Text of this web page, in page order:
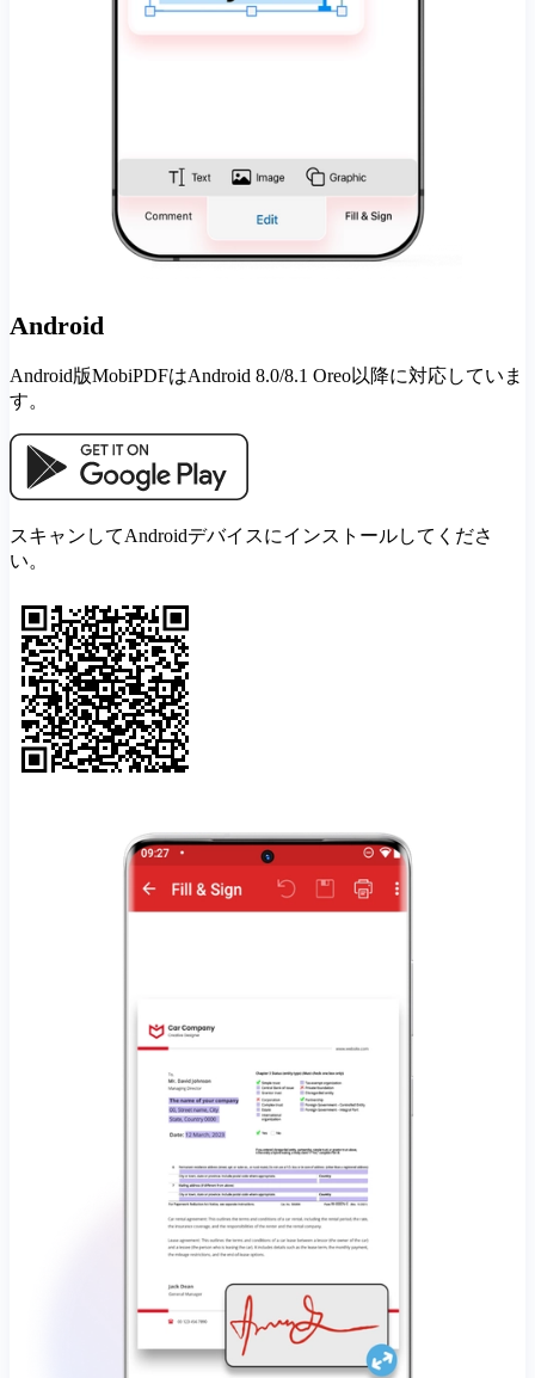
Android
Android版MobiPDFはAndroid 8.0/8.1 Oreo以降に対応していま
す。
スキャンしてAndroidデバイスにインストールしてくださ
い。